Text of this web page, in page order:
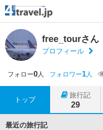
free_tourさん
プロフィール
フォロー0人 フォロワー1人
トップ
旅行記
29
最近の旅行記